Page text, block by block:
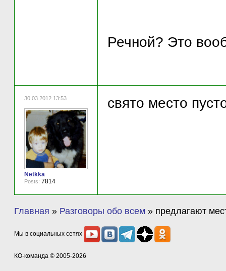
Речной? Это
30.03.2012 13:53
Netkka
Posts: 7814
свято место
Главная » Разговоры обо всем » предлагают
Мы в социальных сетях
КО-команда © 2005-2026